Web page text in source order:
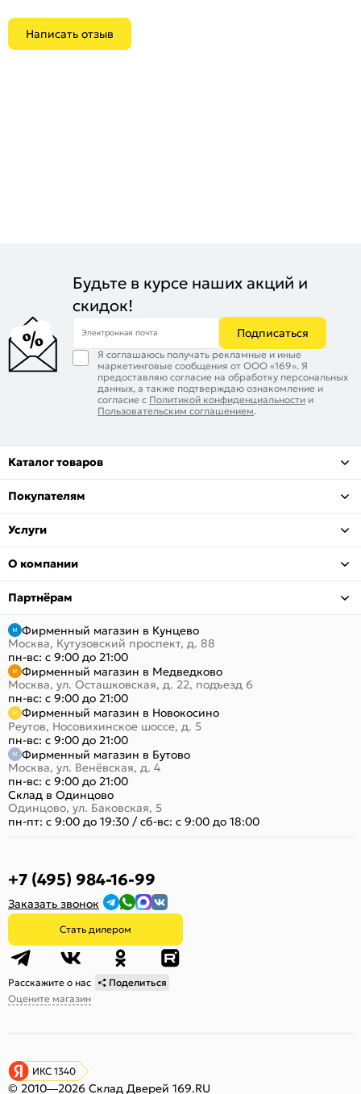
Написать отзыв
Будьте в курсе наших акций и
скидок!
Электронная почта Подписаться
Я соглашаюсь получать рекламные и иные
маркетинговые сообщения от ООО «169». Я
предоставляю согласие на обработку персональных
данных, а также подтверждаю ознакомление и
согласие с Политикой конфиденциальности и
Пользовательским соглашением.
Каталог товаров
Покупателям
Услуги
О компании
Партнёрам
Фирменный магазин в Кунцево
Москва, Кутузовский проспект, д. 88
пн-вс: с 9:00 до 21:00
Фирменный магазин в Медведково
Москва, ул. Осташковская, д. 22, подъезд 6
пн-вс: с 9:00 до 21:00
Фирменный магазин в Новокосино
Реутов, Носовихинское шоссе, д. 5
пн-вс: с 9:00 до 21:00
Фирменный магазин в Бутово
Москва, ул. Венёвская, д. 4
пн-вс: с 9:00 до 21:00
Склад в Одинцово
Одинцово, ул. Баковская, 5
пн-пт: с 9:00 до 19:30 /сб-вс: с 9:00 до 18:00
+7 (495) 984-16-99
Заказать звонок
Стать дилером
Расскажите о нас
Поделиться
Оцените магазин
ИКС 1340
© 2010—2026 Склад Дверей 169.RU